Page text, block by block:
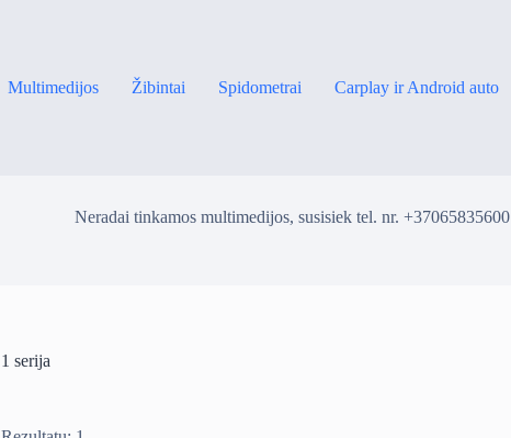
Multimedijos Žibintai Spidometrai Carplay ir Android auto
Neradai tinkamos multimedijos, susisiek tel. nr. +37065835600
1 serija